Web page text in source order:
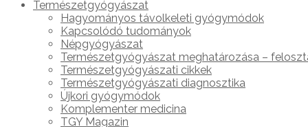
Természetgyógyászat
Hagyományos távolkeleti gyógymódok
Kapcsolódó tudományok
Népgyógyászat
Természetgyógyászat meghatározása –
Természetgyógyászati cikkek
Természetgyógyászati diagnosztika
Újkori gyógymódok
Komplementer medicina
TGY Magazin